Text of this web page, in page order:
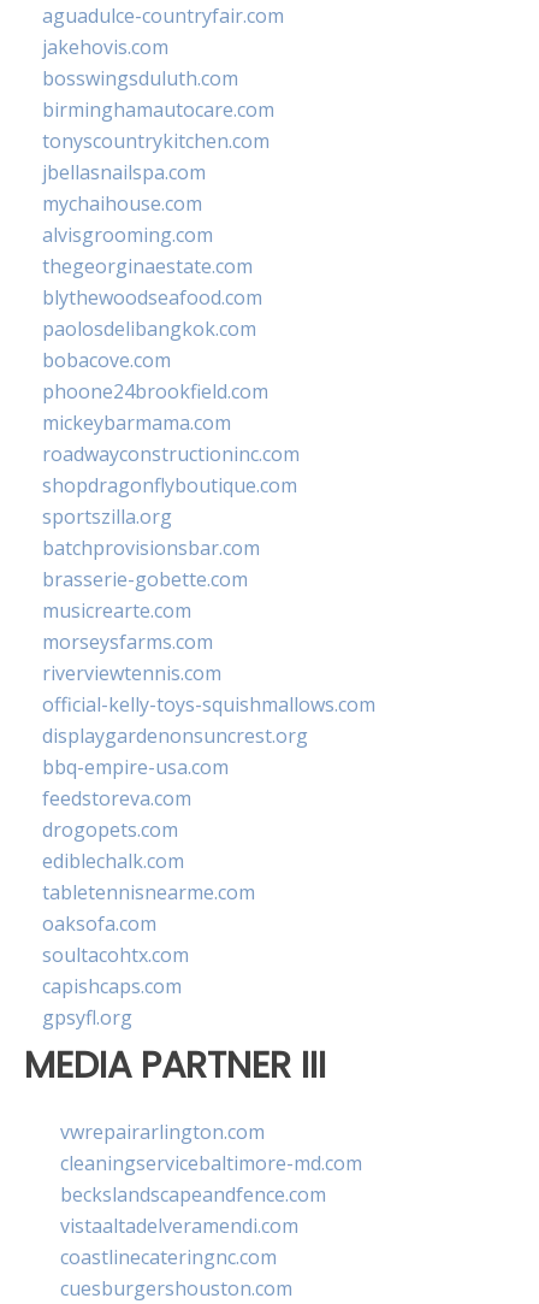
aguadulce-countryfair.com
jakehovis.com
bosswingsduluth.com
birminghamautocare.com
tonyscountrykitchen.com
jbellasnailspa.com
mychaihouse.com
alvisgrooming.com
thegeorginaestate.com
blythewoodseafood.com
paolosdelibangkok.com
bobacove.com
phoone24brookfield.com
mickeybarmama.com
roadwayconstructioninc.com
shopdragonflyboutique.com
sportszilla.org
batchprovisionsbar.com
brasserie-gobette.com
musicrearte.com
morseysfarms.com
riverviewtennis.com
official-kelly-toys-squishmallows.com
displaygardenonsuncrest.org
bbq-empire-usa.com
feedstoreva.com
drogopets.com
ediblechalk.com
tabletennisnearme.com
oaksofa.com
soultacohtx.com
capishcaps.com
gpsyfl.org
MEDIA PARTNER III
vwrepairarlington.com
cleaningservicebaltimore-md.com
beckslandscapeandfence.com
vistaaltadelveramendi.com
coastlinecateringnc.com
cuesburgershouston.com